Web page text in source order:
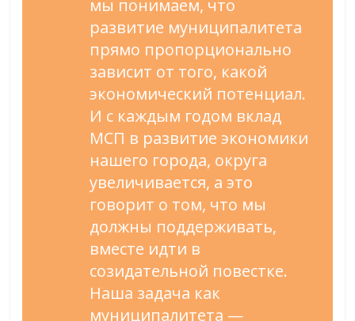
мы понимаем, что
развитие муниципалитета
прямо пропорционально
зависит от того, какой
экономический потенциал.
И с каждым годом вклад
МСП в развитие экономики
нашего города, округа
увеличивается, а это
говорит о том, что мы
должны поддерживать,
вместе идти в
созидательной повестке.
Наша задача как
муниципалитета —